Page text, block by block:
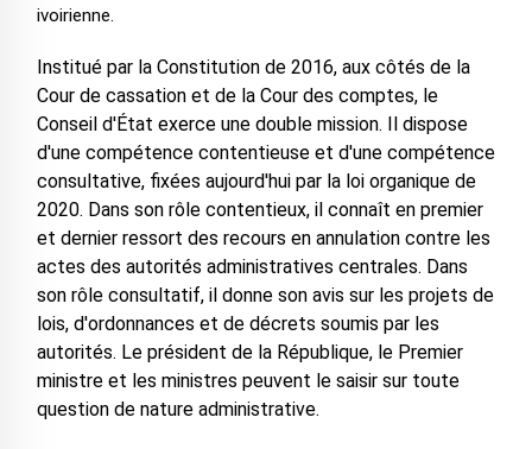
ivoirienne.
Institué par la Constitution de 2016, aux côtés de la
Cour de cassation et de la Cour des comptes, le
Conseil d'État exerce une double mission. Il dispose
d'une compétence contentieuse et d'une compétence
consultative, fixées aujourd'hui par la loi organique de
2020. Dans son rôle contentieux, il connaît en premier
et dernier ressort des recours en annulation contre les
actes des autorités administratives centrales. Dans
son rôle consultatif, il donne son avis sur les projets de
lois, d'ordonnances et de décrets soumis par les
autorités. Le président de la République, le Premier
ministre et les ministres peuvent le saisir sur toute
question de nature administrative.